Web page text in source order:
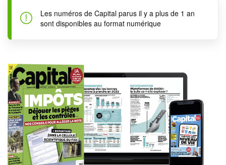
Les numéros de Capital parus il y a plus de 1 an
sont disponibles au format numérique